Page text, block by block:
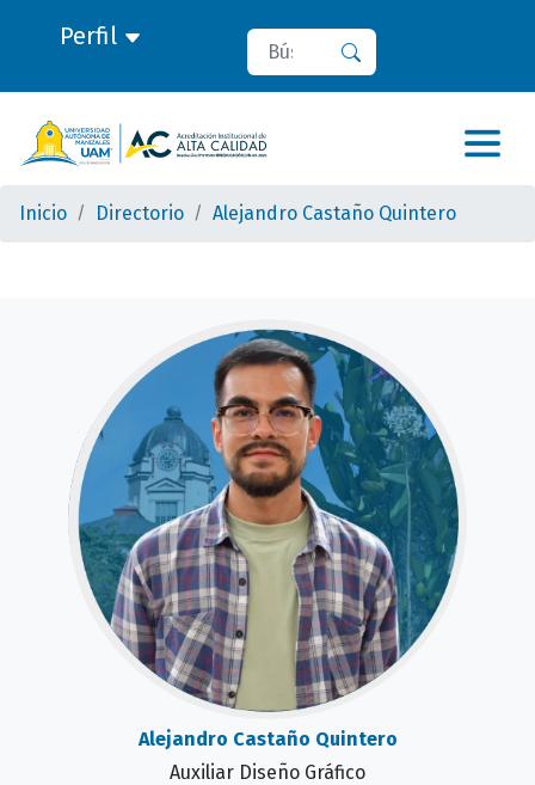
Perfil Buscar
Inicio Directorio Alejandro Castaño Quintero
Alejandro Castaño Quintero
Auxiliar Diseño Gráfico